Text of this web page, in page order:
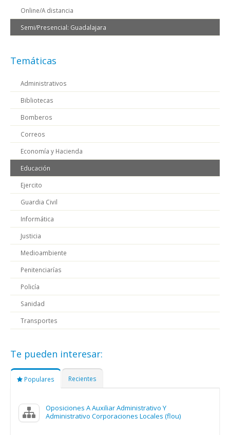
Online/A distancia
Semi/Presencial: Guadalajara
Temáticas
Administrativos
Bibliotecas
Bomberos
Correos
Economía y Hacienda
Educación
Ejercito
Guardia Civil
Informática
Justicia
Medioambiente
Penitenciarías
Policía
Sanidad
Transportes
Te pueden interesar:
Populares Recientes
Oposiciones A Auxiliar Administrativo Y
Administrativo Corporaciones Locales (flou)